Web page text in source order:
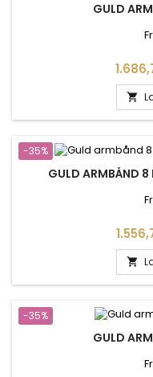
GULD
Pris

-35%
GULD ARMBÅND
Pris

-35%
GULD